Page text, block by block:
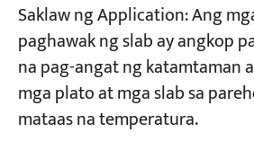
Saklaw ng Application: Ang
paghawak ng slab ay angkop
na pag-angat ng katamtaman
mga plato at mga slab sa
mataas na temperatura.